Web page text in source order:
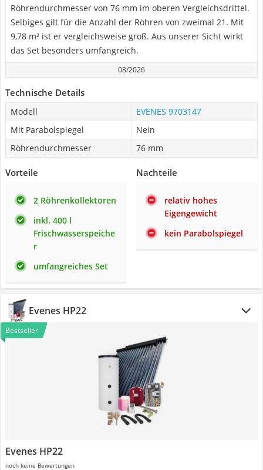
Röhrendurchmesser von 76 mm im oberen Vergleichsdrittel.
Selbiges gilt für die Anzahl der Röhren von zweimal 21. Mit
9,78 m² ist er vergleichsweise groß. Aus unserer Sicht wirkt
das Set besonders umfangreich.
08/2026
Technische Details
Modell
EVENES 9703147
Mit Parabolspiegel
Nein
Röhrendurchmesser
76 mm
Vorteile
2 Röhrenkollektoren
inkl. 400 l
Frischwasserspeiche
r
umfangreiches Set
Nachteile
relativ hohes
Eigengewicht
kein Parabolspiegel
Evenes HP22
Bestseller
Evenes HP22
noch keine Bewertungen